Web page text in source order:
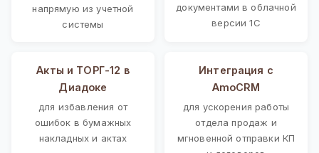
напрямую из учетной
системы
документами в облачной
версии 1С
Акты и ТОРГ-12 в
Диадоке
для избавления от
ошибок в бумажных
накладных и актах
Интеграция с
AmoCRM
для ускорения работы
отдела продаж и
мгновенной отправки КП